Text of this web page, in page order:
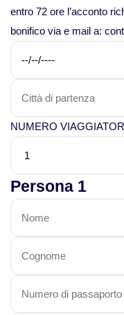
Viaggi in
Viaggi in Kenya
Viaggi in
entro 72 ore l’acconto
bonifico via e mail a:
NUMERO
Persona 1